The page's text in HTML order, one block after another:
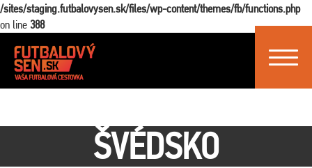
/sites/staging.futbalovysen.sk/files/wp-content/themes/fb/functions.php
on line 388
Toggle
ŠVÉDSKO